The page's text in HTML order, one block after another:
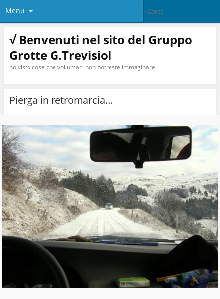
Menu
√ Benvenuti nel sito del Gruppo
Grotte G.Trevisiol
ho visto cose che voi umani non potreste immaginare
Pierga in retromarcia…